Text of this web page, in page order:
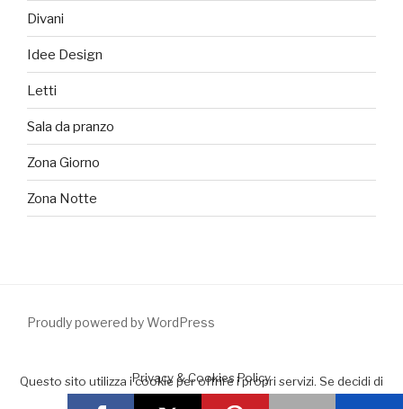
Divani
Idee Design
Letti
Sala da pranzo
Zona Giorno
Zona Notte
Proudly powered by WordPress
Questo sito utilizza i cookie per offrire i propri servizi. Se decidi di
continuare la navigazione consideriamo che accetti il loro uso.
Privacy & Cookies Policy